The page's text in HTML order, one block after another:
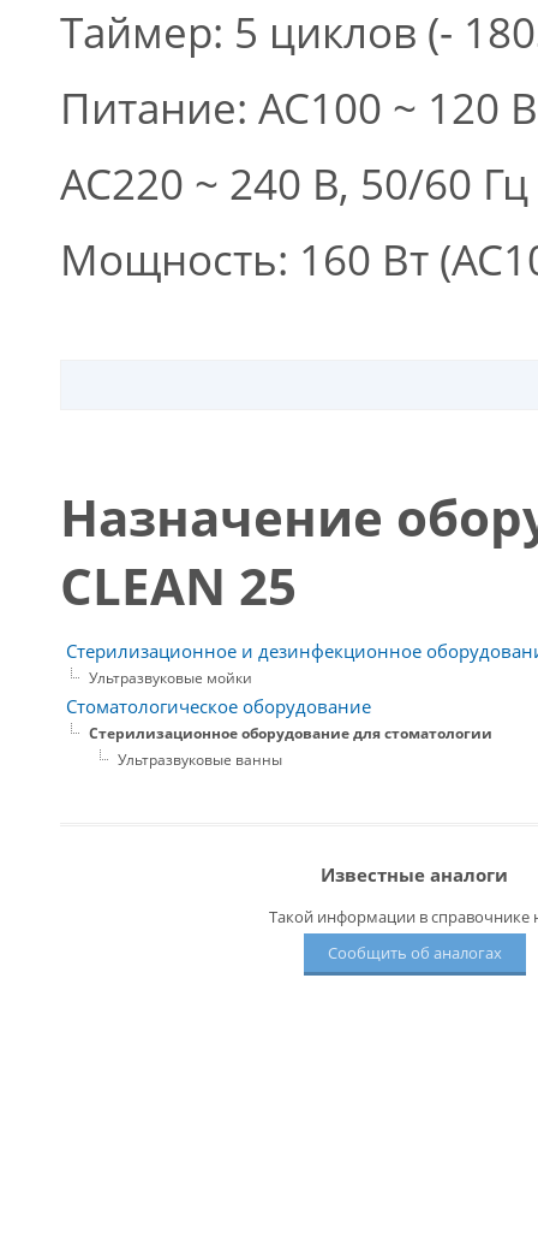
Таймер: 5 циклов (-
Питание: AC100 ~ 120
AC220 ~ 240 В, 50/60 Гц
Мощность: 160 Вт
Назначение
CLEAN 25
Стерилизационное и дезинфекционное
Ультразвуковые мойки
Стоматологическое оборудование
Стерилизационное оборудование для стоматологии
Ультразвуковые ванны
Известные аналоги
Такой информации в справочнике
Сообщить об аналогах